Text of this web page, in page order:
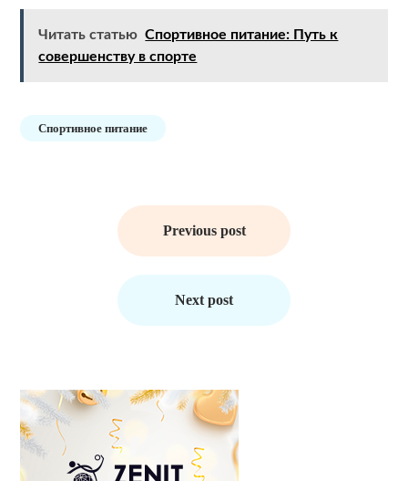
Читать статью Спортивное питание: Путь к
совершенству в спорте
Спортивное питание
Previous post
Next post